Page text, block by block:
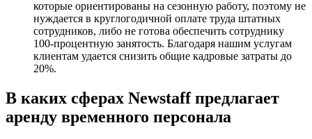
которые ориентированы на сезонную работу, поэтому не
нуждается в круглогодичной оплате труда штатных
сотрудников, либо не готова обеспечить сотруднику
100-процентную занятость. Благодаря нашим услугам
клиентам удается снизить общие кадровые затраты до
20%.
В каких сферах Newstaff предлагает
аренду временного персонала